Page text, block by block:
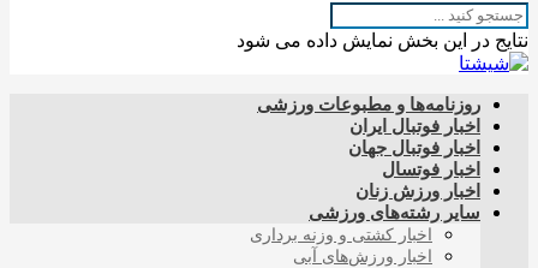
نتایج در این بخش نمایش داده می شود
روزنامه‌ها و مطبوعات ورزشی
اخبار فوتبال ایران
اخبار فوتبال جهان
اخبار فوتسال
اخبار ورزش زنان
سایر رشته‌های ورزشی
اخبار کشتی و وزنه برداری
اخبار ورزش‌های آبی